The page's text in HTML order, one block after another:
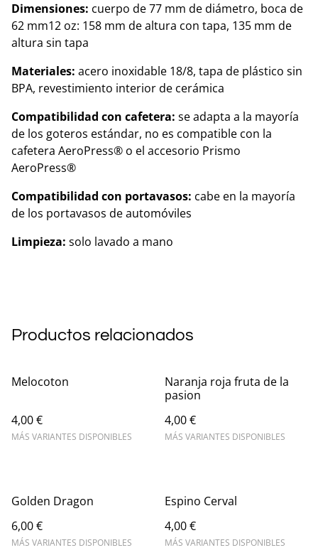
Dimensiones: cuerpo de 77 mm de diámetro, boca de
62 mm12 oz: 158 mm de altura con tapa, 135 mm de
altura sin tapa
Materiales: acero inoxidable 18/8, tapa de plástico sin
BPA, revestimiento interior de cerámica
Compatibilidad con cafetera: se adapta a la mayoría
de los goteros estándar, no es compatible con la
cafetera AeroPress® o el accesorio Prismo
AeroPress®
Compatibilidad con portavasos: cabe en la mayoría
de los portavasos de automóviles
Limpieza: solo lavado a mano
Productos relacionados
Melocoton
4,00 €
MÁS VARIANTES DISPONIBLES
Naranja roja fruta de la
pasion
4,00 €
MÁS VARIANTES DISPONIBLES
Golden Dragon
6,00 €
MÁS VARIANTES DISPONIBLES
Espino Cerval
4,00 €
MÁS VARIANTES DISPONIBLES